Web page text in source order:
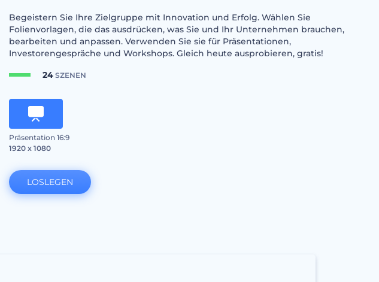
Begeistern Sie Ihre Zielgruppe mit Innovation und Erfolg. Wählen Sie
Folienvorlagen, die das ausdrücken, was Sie und Ihr Unternehmen brauchen,
bearbeiten und anpassen. Verwenden Sie sie für Präsentationen,
Investorengespräche und Workshops. Gleich heute ausprobieren, gratis!
24SZENEN
Präsentation 16:9
1920 x 1080
LOSLEGEN